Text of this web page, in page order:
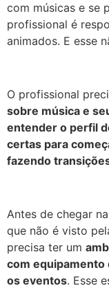
com músicas e se
profissional é
animados. E esse
O profissional
sobre música e
entender o perfil
certas para
fazendo
Antes de chegar
que não é visto
precisa ter um
com equipamento
os eventos. Esse